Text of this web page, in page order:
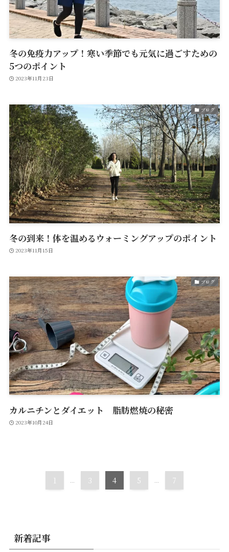
冬の免疫力アップ！寒い季節でも元気に過ごすための
5つのポイント
2023年11月23日
ブログ
冬の到来！体を温めるウォーミングアップのポイント
2023年11月15日
ブログ
カルニチンとダイエット 脂肪燃焼の秘密
2023年10月24日
1 ... 3 4 5 ... 7
新着記事